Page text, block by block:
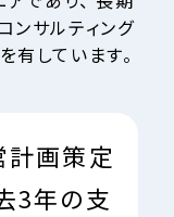
ンサルティング
有しています。
計画策定
3年の支